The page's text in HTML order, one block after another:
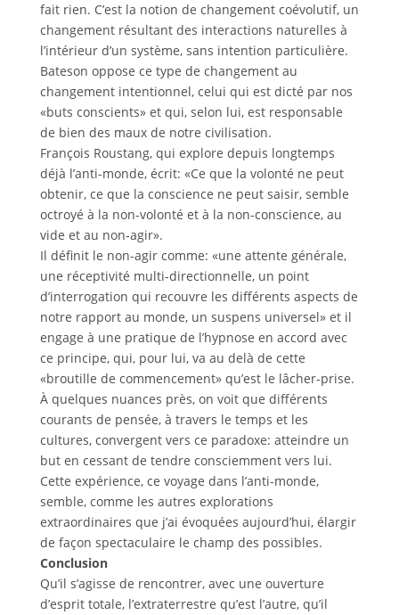
fait rien. C’est la notion de changement coévolutif, un
changement résultant des interactions naturelles à
l’intérieur d’un système, sans intention particulière.
Bateson oppose ce type de changement au
changement intentionnel, celui qui est dicté par nos
«buts conscients» et qui, selon lui, est responsable
de bien des maux de notre civilisation.
François Roustang, qui explore depuis longtemps
déjà l’anti-monde, écrit: «Ce que la volonté ne peut
obtenir, ce que la conscience ne peut saisir, semble
octroyé à la non-volonté et à la non-conscience, au
vide et au non-agir».
Il définit le non-agir comme: «une attente générale,
une réceptivité multi-directionnelle, un point
d’interrogation qui recouvre les différents aspects de
notre rapport au monde, un suspens universel» et il
engage à une pratique de l’hypnose en accord avec
ce principe, qui, pour lui, va au delà de cette
«broutille de commencement» qu’est le lâcher-prise.
À quelques nuances près, on voit que différents
courants de pensée, à travers le temps et les
cultures, convergent vers ce paradoxe: atteindre un
but en cessant de tendre consciemment vers lui.
Cette expérience, ce voyage dans l’anti-monde,
semble, comme les autres explorations
extraordinaires que j’ai évoquées aujourd’hui, élargir
de façon spectaculaire le champ des possibles.
Conclusion
Qu’il s’agisse de rencontrer, avec une ouverture
d’esprit totale, l’extraterrestre qu’est l’autre, qu’il